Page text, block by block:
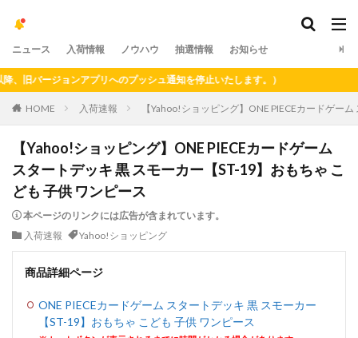
ニュース 入荷情報 ノウハウ 抽選情報 お知らせ
ージョンアプリへのプッシュ通知を停止いたします。）
HOME 入荷速報 【Yahoo!ショッピング】ONE PIECEカードゲー
【Yahoo!ショッピング】ONE PIECEカードゲーム
スタートデッキ 黒 スモーカー【ST-19】おもちゃ こ
ども 子供 ワンピース
本ページのリンクには広告が含まれています。
入荷速報
Yahoo!ショッピング
商品詳細ページ
ONE PIECEカードゲーム スタートデッキ 黒 スモーカー
【ST-19】おもちゃ こども 子供 ワンピース